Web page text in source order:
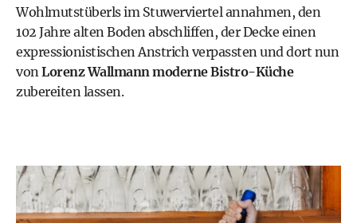
Wohlmutstüberls im Stuwerviertel annahmen, den
102 Jahre alten Boden abschliffen, der Decke einen
expressionistischen Anstrich verpassten und dort nun
vonLorenz Wallmann moderne Bistro-Küche
zubereiten lassen.